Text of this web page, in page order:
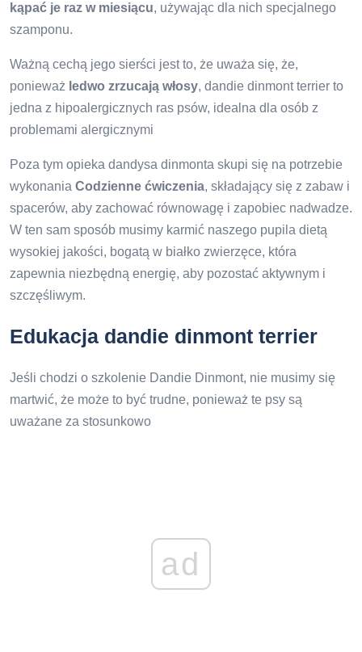
kąpać je raz w miesiącu, używając dla nich specjalnego
szamponu.
Ważną cechą jego sierści jest to, że uważa się, że,
ponieważ ledwo zrzucają włosy, dandie dinmont terrier to
jedna z hipoalergicznych ras psów, idealna dla osób z
problemami alergicznymi
Poza tym opieka dandysa dinmonta skupi się na potrzebie
wykonania Codzienne ćwiczenia, składający się z zabaw i
spacerów, aby zachować równowagę i zapobiec nadwadze.
W ten sam sposób musimy karmić naszego pupila dietą
wysokiej jakości, bogatą w białko zwierzęce, która
zapewnia niezbędną energię, aby pozostać aktywnym i
szczęśliwym.
Edukacja dandie dinmont terrier
Jeśli chodzi o szkolenie Dandie Dinmont, nie musimy się
martwić, że może to być trudne, ponieważ te psy są
uważane za stosunkowo
ad